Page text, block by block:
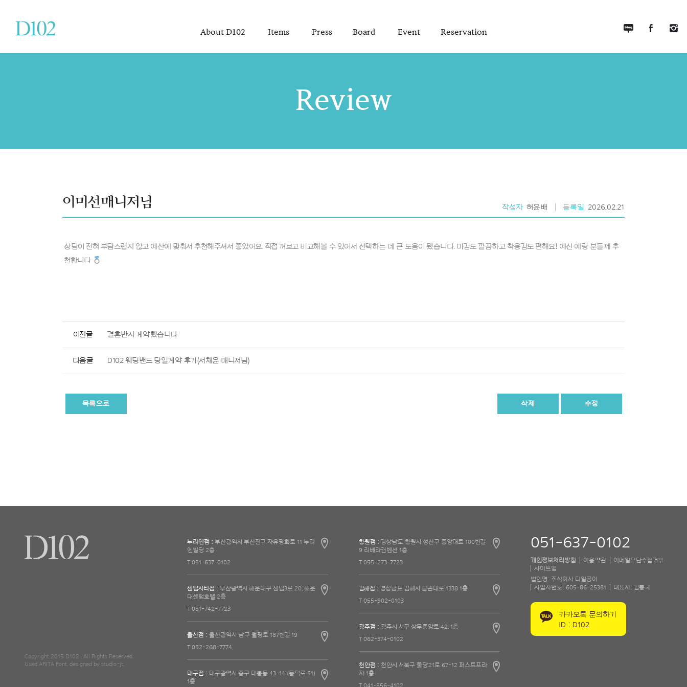
About D102 Items Press Board Event Reservation
Review
이미선매니저님 작성자 허윤배 등록일 2026.02.21
상담이 전혀 부담스럽지 않고 예산에 맞춰서 추천해주셔서 좋았어요. 직접 껴보고 비교해볼 수 있어서 선택하는 데 큰 도움이 됐습니다. 마감도 깔끔하고 착용감도 편해요! 예신·예랑 분들께 추
천합니다
이전글 결혼반지 계약했습니다
다음글 D102 웨딩밴드 당일계약 후기(서채윤 매니저님)
목록으로 삭제 수정
Copyright 2015 D102 . All Rights Reserved.
Used ARITA Font. designed by studio-jt.
누리엔점 : 부산광역시 부산진구 자유평화로 11 누리
엔빌딩 2층
T 051-637-0102
센텀시티점 : 부산광역시 해운대구 센텀3로 20, 해운
대센텀호텔 2층
T 051-742-7723
울산점 : 울산광역시 남구 월평로 187번길 19
T 052-268-7774
대구점 : 대구광역시 중구 대봉동 43-14 (동덕로 51)
1층
창원점 : 경상남도 창원시 성산구 중앙대로 100번길
9 리베라컨벤션 1층
T 055-273-7723
김해점 : 경상남도 김해시 금관대로 1338 1층
T 055-902-0103
광주점 : 광주시 서구 상무중앙로 42, 1층
T 062-374-0102
천안점 : 천안시 서북구 불당21로 67-12 퍼스트프라
자 1층
T 041-556-4102
051-637-0102
개인정보처리방침 이용약관
이메일무단수집거부
사이트맵
법인명: 주식회사 디일공이
사업자번호: 605-86-25381
대표자: 김봉국
카카오톡 문의하기
ID : D102